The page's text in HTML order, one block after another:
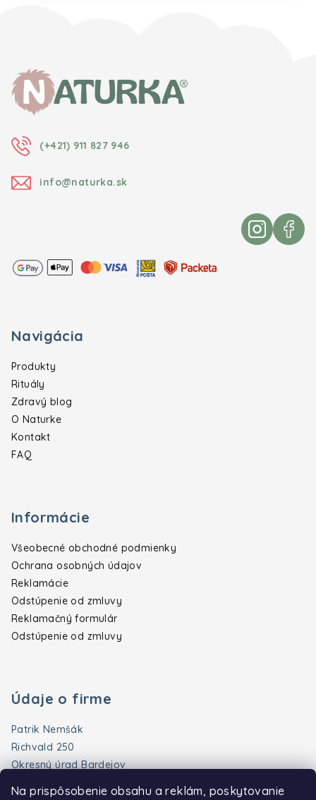
Na prispôsobenie obsahu a reklám, poskytovanie
Zápätie
(+421) 911 827 946
info@naturka.sk
Navigácia
Produkty
Rituály
Zdravý blog
O Naturke
Kontakt
FAQ
Informácie
Všeobecné obchodné podmienky
Ochrana osobných údajov
Reklamácie
Odstúpenie od zmluvy
Reklamačný formulár
Odstúpenie od zmluvy
Údaje o firme
Patrik Nemšák
Richvald 250
Okresný úrad Bardejov